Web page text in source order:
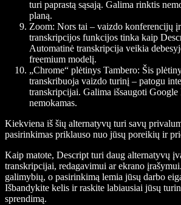
turi paprastą sąsają. Galima rinktis
planą.
Zoom: Nors tai – vaizdo konferencijų
transkripcijos funkcijos tinka kaip
Automatinė transkripcija veikia
freemium modelį.
„Chrome“ plėtinys Tambero: Šis
transkribuoja vaizdo turinį – patogu
transkripcijai. Galima išsaugoti
nemokamas.
Kiekviena iš šių alternatyvų turi savų
pasirinkimas priklauso nuo jūsų poreikių ir
Kaip matote, Descript turi daug alternatyvų
transkripcijai, redagavimui ar ekrano
galimybių, o pasirinkimą lemia jūsų darbo
Išbandykite kelis ir raskite labiausiai jūsų
sprendimą.